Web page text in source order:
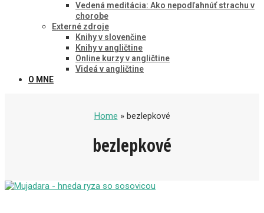
Vedená meditácia: Ako nepodľahnúť strachu v
chorobe
Externé zdroje
Knihy v slovenčine
Knihy v angličtine
Online kurzy v angličtine
Videá v angličtine
O MNE
Home » bezlepkové
bezlepkové